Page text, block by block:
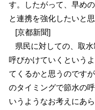
す。したがって、早め
と連携を強化したいと思
[京都新聞]
県民に対しての、取
呼びかけていくという
てくるかと思うのです
のタイミングで節水の
いうようなお考えにあ